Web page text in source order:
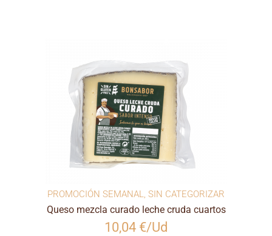
PROMOCIÓN SEMANAL, SIN CATEGORIZAR
Queso mezcla curado leche cruda cuartos
10,04 €/Ud